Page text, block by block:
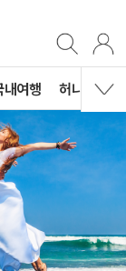
내여행 허니문